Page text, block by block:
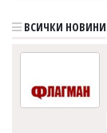
ВСИЧКИ НОВИНИ